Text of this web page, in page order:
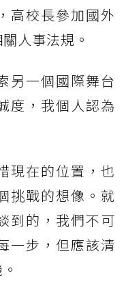
高校長參加國外
人事法規。
另一個國際舞台
度，我個人認為
現在的位置，也
挑戰的想像。就
到的，我們不可
一步，但應該清